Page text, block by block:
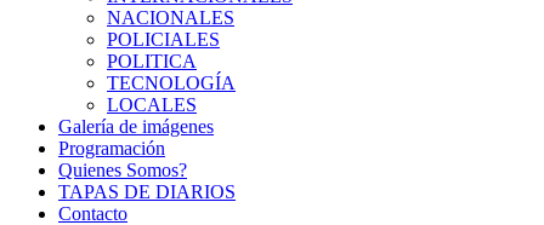
NACIONALES
POLICIALES
POLITICA
TECNOLOGÍA
LOCALES
Galería de imágenes
Programación
Quienes Somos?
TAPAS DE DIARIOS
Contacto